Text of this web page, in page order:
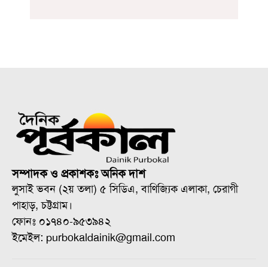
সম্পাদক ও প্রকাশকঃ অনিক দাশ
লুসাই ভবন (২য় তলা) ৫ সিডিএ, বাণিজ্যিক এলাকা, চেরাগী
পাহাড়, চট্টগ্রাম।
ফোনঃ ০১৭৪০-৯৫৩৯৪২
ইমেইল: purbokaldainik@gmail.com